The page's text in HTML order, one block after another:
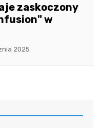
zaskoczony
w
2025